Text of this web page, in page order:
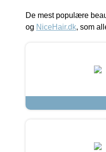
De mest populære
og NiceHair.dk, som